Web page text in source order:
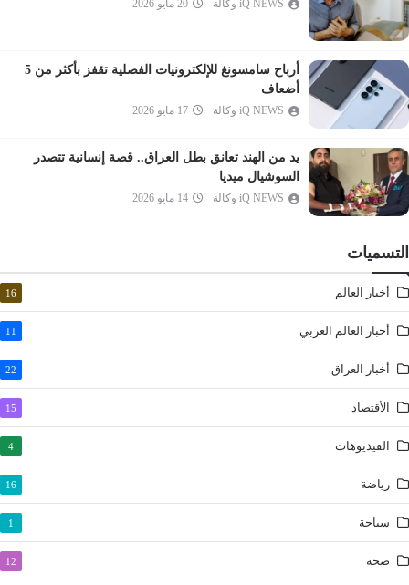
النبأ
عبس
التكوير
الانفطار
المطففين
الانشقاق
البروج
الغاشية
الفجر
البلد
الشمس
الليل
التين
القدر
البينة
iQ NEWS وكالة 20 مايو 2026
أرباح سامسونغ للإلكترونيات الفصلية تقفز بأكثر من 5
أضعاف
iQ NEWS وكالة 17 مايو 2026
يد من الهند تعانق بطل العراق.. قصة إنسانية تتصدر
السوشيال ميديا
iQ NEWS وكالة 14 مايو 2026
التسميات
أخبار العالم 16
أخبار العالم العربي 11
أخبار العراق 22
الأقتصاد 15
الفيديوهات 4
رياضة 16
سياحة 1
صحة 12